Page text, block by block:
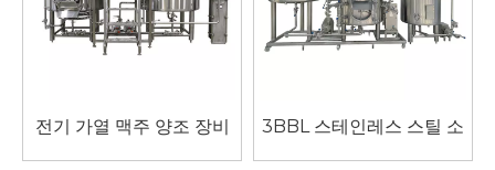
전기 가열 맥주 양조 장비
3BBL 스테인레스 스틸 소
형 공예 맥주 양조 장비